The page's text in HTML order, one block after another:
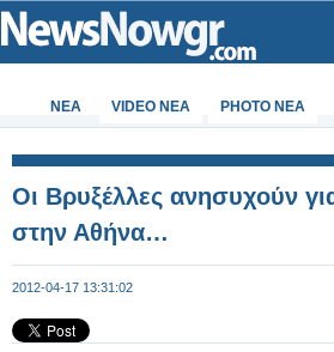
ΝΕΑ VIDEO NEA PHOTO NEA
Οι Βρυξέλλες ανησυχούν για
στην Αθήνα…
2012-04-17 13:31:02